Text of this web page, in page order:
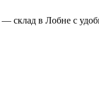
— склад в Лобне с